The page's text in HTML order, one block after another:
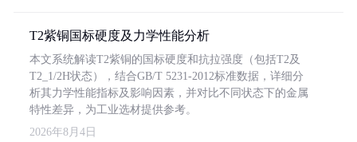
T2紫铜国标硬度及力学性能分析
本文系统解读T2紫铜的国标硬度和抗拉强度（包括T2及
T2_1/2H状态），结合GB/T 5231-2012标准数据，详细分
析其力学性能指标及影响因素，并对比不同状态下的金属
特性差异，为工业选材提供参考。
2026年8月4日